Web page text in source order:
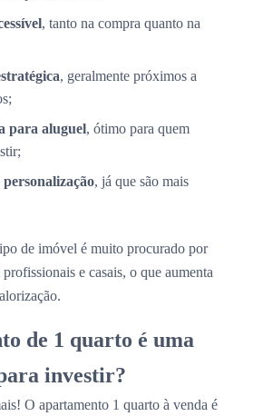
, tanto na compra quanto na
, geralmente próximos a
para aluguel, ótimo para quem
, já que são mais
de imóvel é muito procurado por
e casais, o que aumenta
de 1 quarto é uma
investir?
O apartamento 1 quarto à venda é